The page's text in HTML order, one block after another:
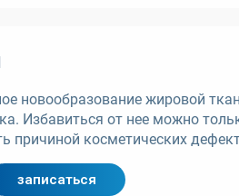
новообразование жировой
Избавиться от нее можно
причиной косметических
записаться